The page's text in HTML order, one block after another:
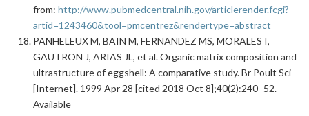
from: http://www.pubmedcentral.nih.gov/articlerender.fcgi?
artid=1243460&tool=pmcentrez&rendertype=abstract
PANHELEUX M, BAIN M, FERNANDEZ MS, MORALES I,
GAUTRON J, ARIAS JL, et al. Organic matrix composition and
ultrastructure of eggshell: A comparative study. Br Poult Sci
[Internet]. 1999 Apr 28 [cited 2018 Oct 8];40(2):240–52.
Available